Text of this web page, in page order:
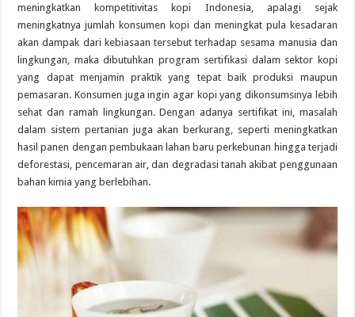
meningkatkan kompetitivitas kopi Indonesia, apalagi sejak
meningkatnya jumlah konsumen kopi dan meningkat pula kesadaran
akan dampak dari kebiasaan tersebut terhadap sesama manusia dan
lingkungan, maka dibutuhkan program sertifikasi dalam sektor kopi
yang dapat menjamin praktik yang tepat baik produksi maupun
pemasaran. Konsumen juga ingin agar kopi yang dikonsumsinya lebih
sehat dan ramah lingkungan. Dengan adanya sertifikat ini, masalah
dalam sistem pertanian juga akan berkurang, seperti meningkatkan
hasil panen dengan pembukaan lahan baru perkebunan hingga terjadi
deforestasi, pencemaran air, dan degradasi tanah akibat penggunaan
bahan kimia yang berlebihan.